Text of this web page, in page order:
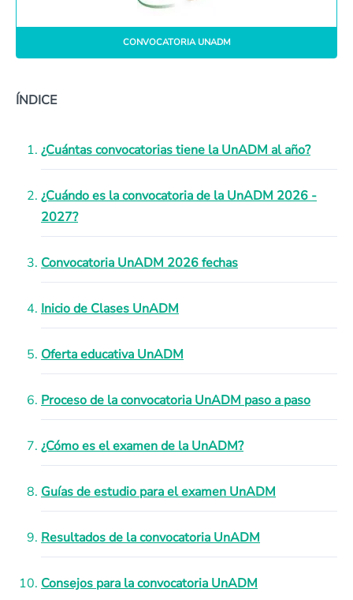
CONVOCATORIA UNADM
ÍNDICE
¿Cuántas convocatorias tiene la UnADM al año?
¿Cuándo es la convocatoria de la UnADM 2026 -
2027?
Convocatoria UnADM 2026 fechas
Inicio de Clases UnADM
Oferta educativa UnADM
Proceso de la convocatoria UnADM paso a paso
¿Cómo es el examen de la UnADM?
Guías de estudio para el examen UnADM
Resultados de la convocatoria UnADM
Consejos para la convocatoria UnADM